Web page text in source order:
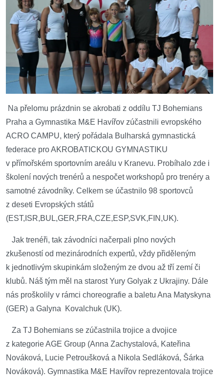
Na přelomu prázdnin se akrobati z oddílu TJ Bohemians
Praha a Gymnastika M&E Havířov zúčastnili evropského
ACRO CAMPU, který pořádala Bulharská gymnastická
federace pro AKROBATICKOU GYMNASTIKU
v přímořském sportovním areálu v Kranevu. Probíhalo zde i
školení nových trenérů a nespočet workshopů pro trenéry a
samotné závodníky. Celkem se účastnilo 98 sportovců
z deseti Evropských států
(EST,ISR,BUL,GER,FRA,CZE,ESP,SVK,FIN,UK).
Jak trenéři, tak závodníci načerpali plno nových
zkušeností od mezinárodních expertů, vždy přiděleným
k jednotlivým skupinkám složeným ze dvou až tří zemí či
klubů. Náš tým měl na starost Yury Golyak z Ukrajiny. Dále
nás proškolily v rámci choreografie a baletu Ana Matyskyna
(GER) a Galyna Kovalchuk (UK).
Za TJ Bohemians se zúčastnila trojice a dvojice
z kategorie AGE Group (Anna Zachystalová, Kateřina
Nováková, Lucie Petroušková a Nikola Sedláková, Šárka
Nováková). Gymnastika M&E Havířov reprezentovala trojice